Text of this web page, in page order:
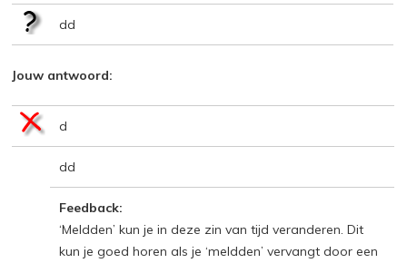
dd
Jouw antwoord:
d
dd
Feedback:
‘Meldden’ kun je in deze zin van tijd veranderen. Dit
kun je goed horen als je ‘meldden’ vervangt door een